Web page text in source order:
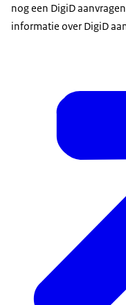
nog een DigiD
informatie over DigiD